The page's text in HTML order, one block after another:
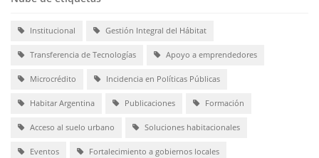
Institucional Gestión Integral del Hábitat
Transferencia de Tecnologías Apoyo a emprendedores
Microcrédito Incidencia en Políticas Públicas
Habitar Argentina Publicaciones Formación
Acceso al suelo urbano Soluciones habitacionales
Eventos Fortalecimiento a gobiernos locales